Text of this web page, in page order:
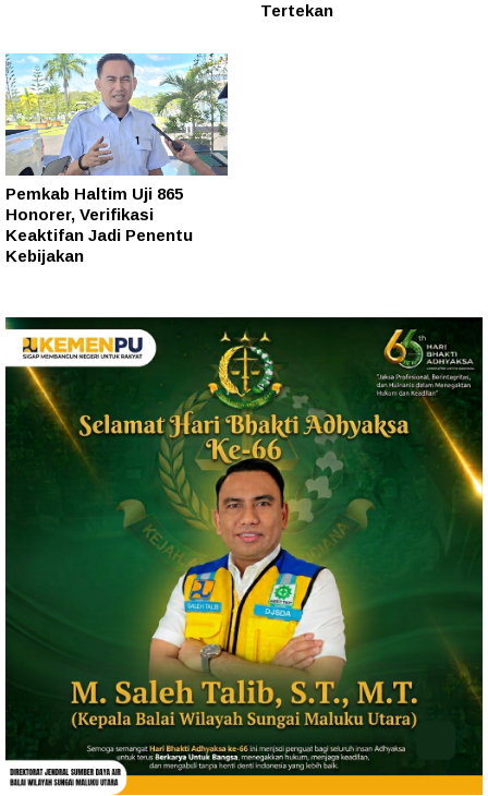
Tertekan
Pemkab Haltim Uji 865
Honorer, Verifikasi
Keaktifan Jadi Penentu
Kebijakan